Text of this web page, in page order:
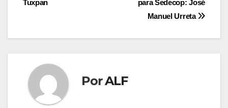
de
entradas
para Sedecop: José
Manuel Urreta
Tuxpan
PorALF